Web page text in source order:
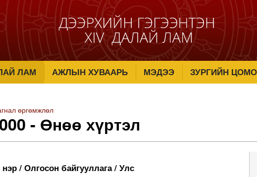
ЛАМ АЖЛЫН ХУВААРЬ МЭДЭЭ ЗУРГИЙН
өргөмжлөл
- Өнөө хүртэл
/ Олгосон байгууллага / Улс